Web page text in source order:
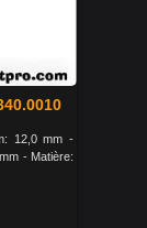
12,0 mm -
- Matière: